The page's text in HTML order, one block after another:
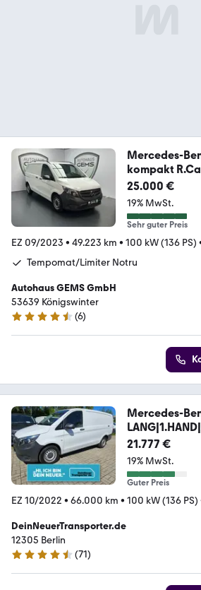
Mercedes-
kompakt
DAB
25.000 €
19% MwSt.
Sehr guter Preis
EZ 09/2023 • 49.223 km • 100 kW (136 PS)
Tempomat/Limiter Notru
Autohaus GEMS GmbH
53639 Königswinter
4.5 Sterne
(6)
Mercedes-
BREMneu
21.777 €
19% MwSt.
Guter Preis
EZ 10/2022 • 66.000 km • 100 kW (136 PS)
DeinNeuerTransporter.de
12305 Berlin
4.6 Sterne
(71)